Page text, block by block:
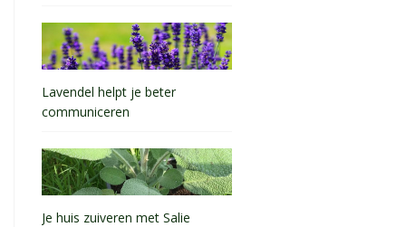
Lavendel helpt je beter
communiceren
Je huis zuiveren met Salie